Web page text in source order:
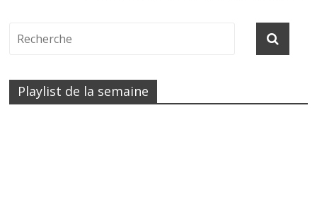
Playlist de la semaine